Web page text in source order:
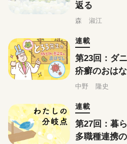
返る
森 淑江
連載
第23回：ダ
疥癬のおは
中野 隆史
連載
第27回：暮
多職種連携